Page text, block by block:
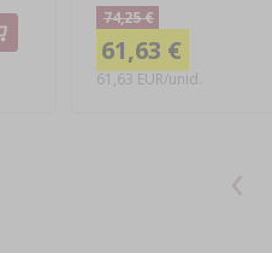
74,25 €
61,63 €
61,63 EUR/unid.